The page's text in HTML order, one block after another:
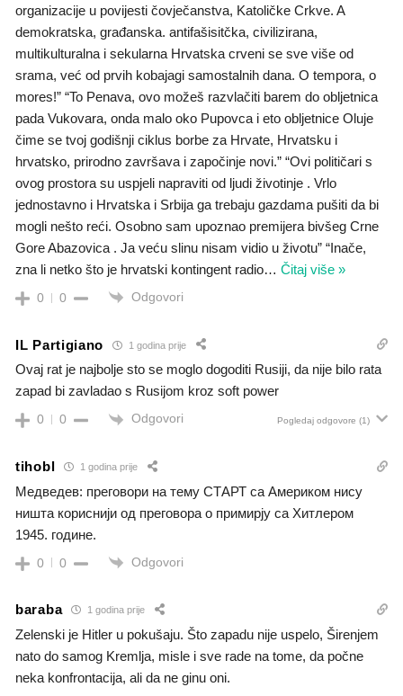
organizacije u povijesti čovječanstva, Katoličke Crkve. A
demokratska, građanska. antifašisitčka, civilizirana,
multikulturalna i sekularna Hrvatska crveni se sve više od
srama, već od prvih kobajagi samostalnih dana. O tempora, o
mores!” “To Penava, ovo možeš razvlačiti barem do obljetnica
pada Vukovara, onda malo oko Pupovca i eto obljetnice Oluje
čime se tvoj godišnji ciklus borbe za Hrvate, Hrvatsku i
hrvatsko, prirodno završava i započinje novi.” “Ovi političari s
ovog prostora su uspjeli napraviti od ljudi životinje . Vrlo
jednostavno i Hrvatska i Srbija ga trebaju gazdama pušiti da bi
mogli nešto reći. Osobno sam upoznao premijera bivšeg Crne
Gore Abazovica . Ja veću slinu nisam vidio u životu” “Inače,
zna li netko što je hrvatski kontingent radio… Čitaj više »
0 0 Odgovori
IL Partigiano 1 godina prije
Ovaj rat je najbolje sto se moglo dogoditi Rusiji, da nije bilo rata
zapad bi zavladao s Rusijom kroz soft power
0 0 Odgovori Pogledaj odgovore (1)
tihobl 1 godina prije
Медведев: преговори на тему СТАРТ са Америком нису
ништа кориснији од преговора о примирју са Хитлером
1945. године.
0 0 Odgovori
baraba 1 godina prije
Zelenski je Hitler u pokušaju. Što zapadu nije uspelo, Širenjem
nato do samog Kremlja, misle i sve rade na tome, da počne
neka konfrontacija, ali da ne ginu oni.